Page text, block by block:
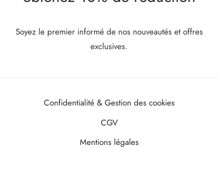
Soyez le premier informé de nos nouveautés et offres
exclusives.
Confidentialité & Gestion des cookies
CGV
Mentions légales